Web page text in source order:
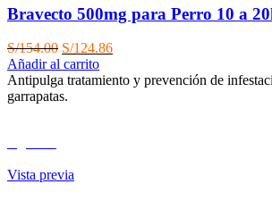
Bravecto 500mg para Perro 10 a
S/154.00 El
precio
original
era:
S/124.86El
actual
Añadir al carrito
Antipulga tratamiento y prevención de
garrapatas.
Vista previa